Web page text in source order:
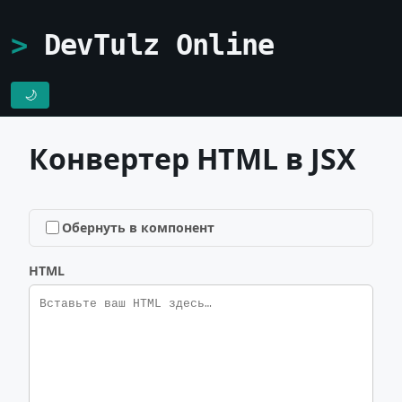
DevTulz Online
🌙
Конвертер HTML в JSX
Обернуть в компонент
HTML